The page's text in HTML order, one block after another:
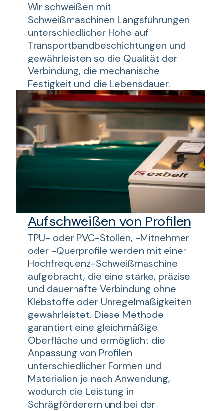
Wir schweißen mit
Schweißmaschinen Längsführungen
unterschiedlicher Höhe auf
Transportbandbeschichtungen und
gewährleisten so die Qualität der
Verbindung, die mechanische
Festigkeit und die Lebensdauer.
Aufschweißen von Profilen
TPU- oder PVC-Stollen, -Mitnehmer
oder -Querprofile werden mit einer
Hochfrequenz-Schweißmaschine
aufgebracht, die eine starke, präzise
und dauerhafte Verbindung ohne
Klebstoffe oder Unregelmäßigkeiten
gewährleistet. Diese Methode
garantiert eine gleichmäßige
Oberfläche und ermöglicht die
Anpassung von Profilen
unterschiedlicher Formen und
Materialien je nach Anwendung,
wodurch die Leistung in
Schrägförderern und bei der